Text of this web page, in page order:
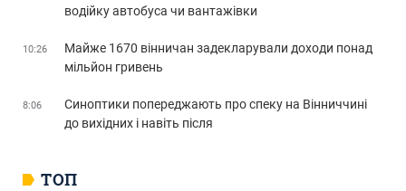
ТОП
водійку автобуса чи вантажівки
10:26
Майже 1670 вінничан задекларували доходи понад
мільйон гривень
8:06
Синоптики попереджають про спеку на Вінниччині
до вихідних і навіть після